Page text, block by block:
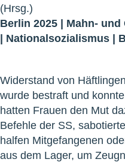
(Hrsg.)
Berlin 2025 | Mahn- und
| Nationalsozialismus |
Widerstand von
wurde bestraft und
hatten Frauen den Mut
Befehle der SS,
halfen Mitgefangenen
aus dem Lager, um